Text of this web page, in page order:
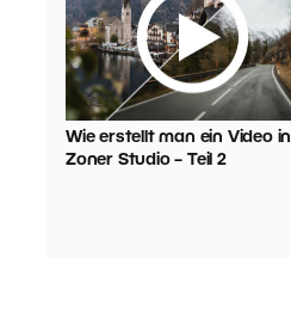
Wie erstellt man ein Video in
Zoner Studio – Teil 2